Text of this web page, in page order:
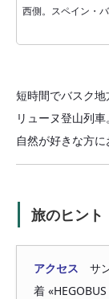
西側。スペイン・
短時間でバスク
リューヌ登山列車。
自然が好きな方に
旅のヒント
アクセス サ
着 «HEGOBUS